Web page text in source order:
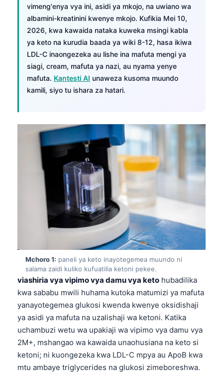
vimeng'enya vya ini, asidi ya mkojo, na uwiano wa
albamini-kreatinini kwenye mkojo. Kufikia Mei 10,
2026, kwa kawaida nataka kuweka msingi kabla
ya keto na kurudia baada ya wiki 8-12, hasa ikiwa
LDL-C inaongezeka au lishe ina mafuta mengi ya
siagi, cream, mafuta ya nazi, au nyama yenye
mafuta. Kantesti AI unaweza kusoma muundo
kamili, siyo tu ishara za hatari.
Mchoro 1: paneli ya keto inayotegemea muundo ni
salama zaidi kuliko kufuatilia ketoni pekee.
viashiria vya vipimo vya damu vya keto hubadilika
kwa sababu mwili huhama kutoka matumizi ya mafuta
yanayotegemea glukosi kwenda kwenye oksidishaji
ya asidi ya mafuta na uzalishaji wa ketoni. Katika
uchambuzi wetu wa upakiaji wa vipimo vya damu vya
2M+, mshangao wa kawaida unaohusiana na keto si
ketoni; ni kuongezeka kwa LDL-C mpya au ApoB kwa
mtu ambaye triglycerides na glukosi zimeboreshwa.